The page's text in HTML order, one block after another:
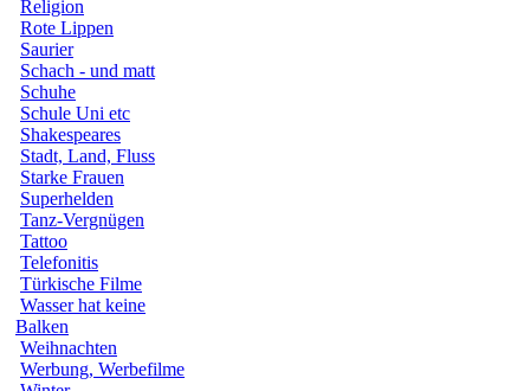
Religion
Rote Lippen
Saurier
Schach - und matt
Schuhe
Schule Uni etc
Shakespeares
Stadt, Land, Fluss
Starke Frauen
Superhelden
Tanz-Vergnügen
Tattoo
Telefonitis
Türkische Filme
Wasser hat keine
Balken
Weihnachten
Werbung, Werbefilme